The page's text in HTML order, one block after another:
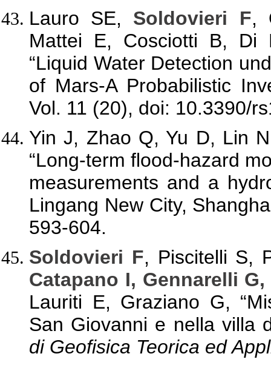
Lauro SE, Soldovieri F,
Mattei E, Cosciotti B, Di
“Liquid Water Detection
of Mars-A Probabilistic
Vol. 11 (20), doi: 10.3390/
Yin J, Zhao Q, Yu D, Lin
“Long-term flood-hazard
measurements and a
Lingang New City,
593-604.
Soldovieri F, Piscitelli S,
Catapano I, Gennarelli
Lauriti E, Graziano G,
San Giovanni e nella villa
di Geofisica Teorica ed